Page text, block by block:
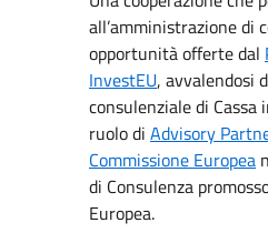
all’amministrazione di
opportunità offerte dal
InvestEU, avvalendosi
consulenziale di Cassa
ruolo di Advisory
Commissione Europea
di Consulenza
Europea.